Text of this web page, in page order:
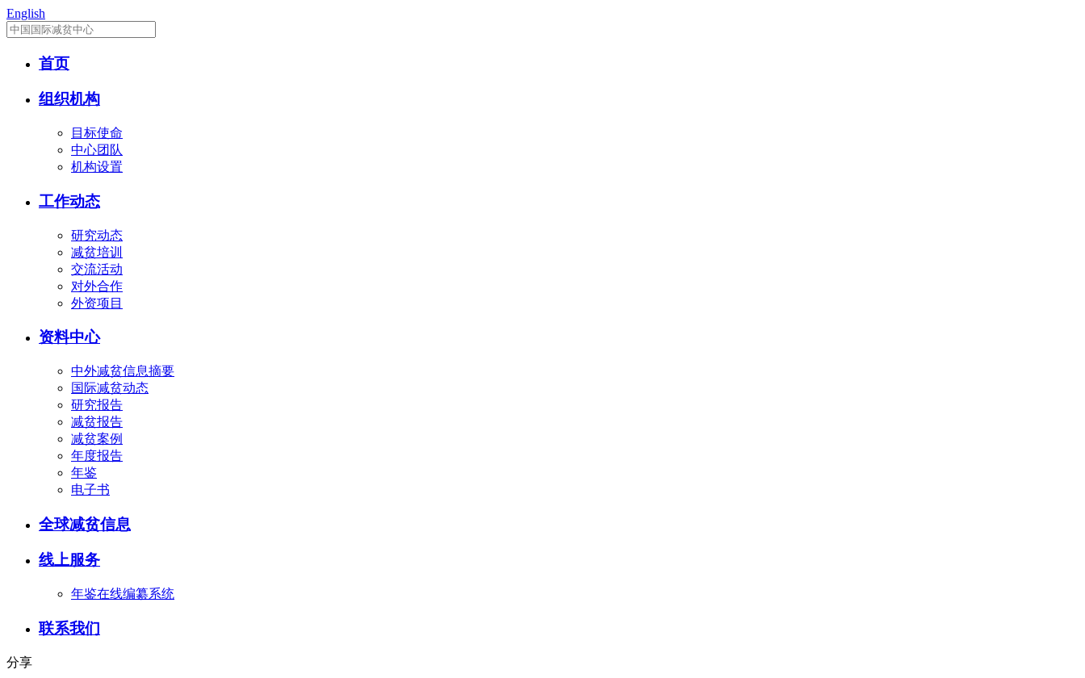
English
首页
组织机构
目标使命
中心团队
机构设置
工作动态
研究动态
减贫培训
交流活动
对外合作
外资项目
资料中心
中外减贫信息摘要
国际减贫动态
研究报告
减贫报告
减贫案例
年度报告
年鉴
电子书
全球减贫信息
线上服务
年鉴在线编纂系统
联系我们
分享